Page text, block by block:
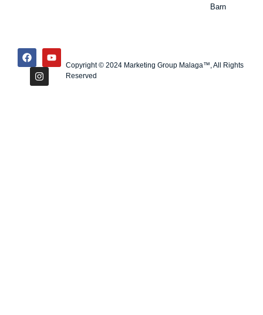
Barn
Copyright © 2024 Marketing Group Malaga™, All Rights
Reserved